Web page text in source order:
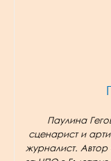
Паулина
сценарист и
журналист.